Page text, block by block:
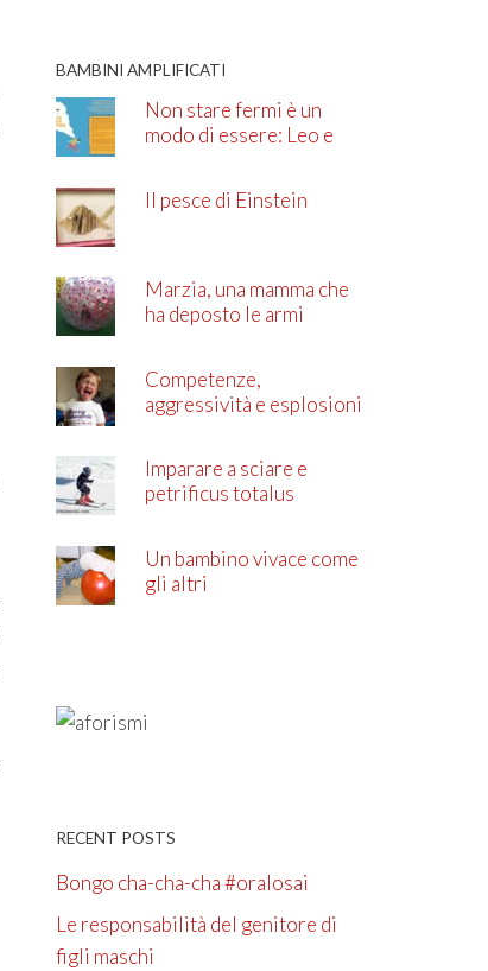
BAMBINI AMPLIFICATI
Non stare fermi è un
modo di essere: Leo e
Il pesce di Einstein
Marzia, una mamma che
ha deposto le armi
Competenze,
aggressività e esplosioni
Imparare a sciare e
petrificus totalus
Un bambino vivace come
gli altri
RECENT POSTS
Bongo cha-cha-cha #oralosai
Le responsabilità del genitore di
figli maschi